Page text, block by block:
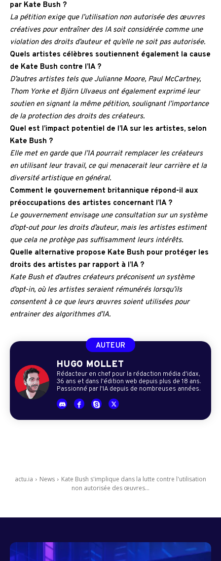
par Kate Bush ?
La pétition exige que l’utilisation non autorisée des œuvres
créatives pour entraîner des IA soit considérée comme une
violation des droits d’auteur et qu’elle ne soit pas autorisée.
Quels artistes célèbres soutiennent également la cause
de Kate Bush contre l’IA ?
D’autres artistes tels que Julianne Moore, Paul McCartney,
Thom Yorke et Björn Ulvaeus ont également exprimé leur
soutien en signant la même pétition, soulignant l’importance
de la protection des droits des créateurs.
Quel est l’impact potentiel de l’IA sur les artistes, selon
Kate Bush ?
Elle met en garde que l’IA pourrait remplacer les créateurs
en utilisant leur travail, ce qui menacerait leur carrière et la
diversité artistique en général.
Comment le gouvernement britannique répond-il aux
préoccupations des artistes concernant l’IA ?
Le gouvernement envisage une consultation sur un système
d’opt-out pour les droits d’auteur, mais les artistes estiment
que cela ne protège pas suffisamment leurs intérêts.
Quelle alternative propose Kate Bush pour protéger les
droits des artistes par rapport à l’IA ?
Kate Bush et d’autres créateurs préconisent un système
d’opt-in, où les artistes seraient rémunérés lorsqu’ils
consentent à ce que leurs œuvres soient utilisées pour
entrainer des algorithmes d’IA.
AUTEUR
HUGO MOLLET
Rédacteur en chef pour la rédaction média d'idax,
36 ans et dans l'édition web depuis plus de 18 ans.
Passionné par l'IA depuis de nombreuses années.
actu.ia News
Kate Bush s'implique dans la lutte contre l'utilisation
non autorisée des œuvres...